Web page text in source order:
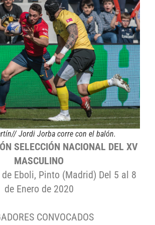
Jordi Jorba corre con el balón.
SELECCIÓN NACIONAL DEL XV
MASCULINO
Eboli, Pinto (Madrid) Del 5 al 8
de Enero de 2020
CONVOCADOS